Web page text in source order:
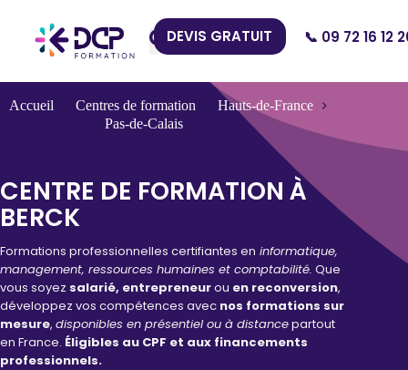
DEVIS GRATUIT 📞 09 72 16 12
Accueil Centres de formation
Hauts-de-France
Pas-de-Calais
CENTRE DE FORMATION À
BERCK
Formations professionnelles certifiantes en informatique,
management, ressources humaines et comptabilité. Que
vous soyez salarié, entrepreneurou en reconversion,
développez vos compétences avec nos formations sur
mesure, disponibles en présentiel ou à distancepartout
en France. Éligibles au CPF et aux financements
professionnels.